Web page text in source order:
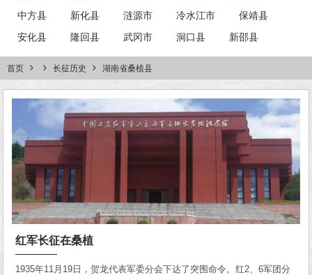
中方县
新化县 涟源市 冷水江市
保靖县
安化县
隆回县 武冈市 洞口县 新邵县
首页 长征历史 湖南省桑植县
红军长征在桑植
1935年11月19日，贺龙代表军委分会下达了突围命令。红2、6军团分